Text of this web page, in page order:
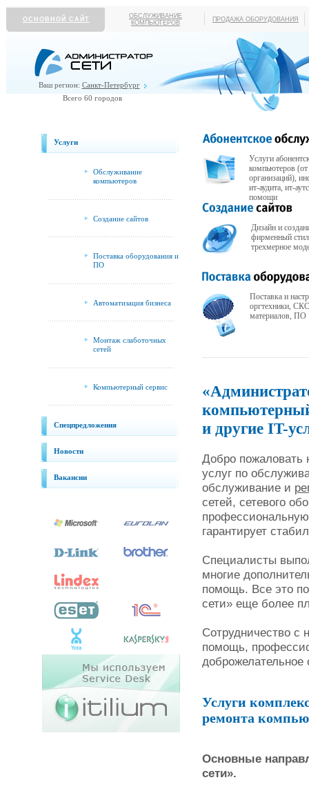
ОСНОВНОЙ САЙТ
ОБСЛУЖИВАНИЕ
КОМПЬЮТЕРОВ
ПРОДАЖА ОБОРУДОВАНИЯ
Ваш регион: Санкт-Петербург
Всего 60 городов
Услуги
Обслуживание
компьютеров
Создание сайтов
Поставка оборудования и
ПО
Автоматизация бизнеса
Монтаж слаботочных
сетей
Компьютерный сервис
Спецпредложения
Новости
Вакансии
Услуги
компьютеров
организаций),
ит-аудита, ит-
помощи
Дизайн и
фирменный
трехмерное
Поставка и
оргтехники,
материалов, ПО
и другие IT-
Добро пожаловать
услуг по
обслуживание и
сетей, сетевого
гарантирует
Специалисты
многие
помощь. Все это
сети» еще более
Сотрудничество с
помощь,
доброжелательное
Услуги
ремонта
Основные
сети».